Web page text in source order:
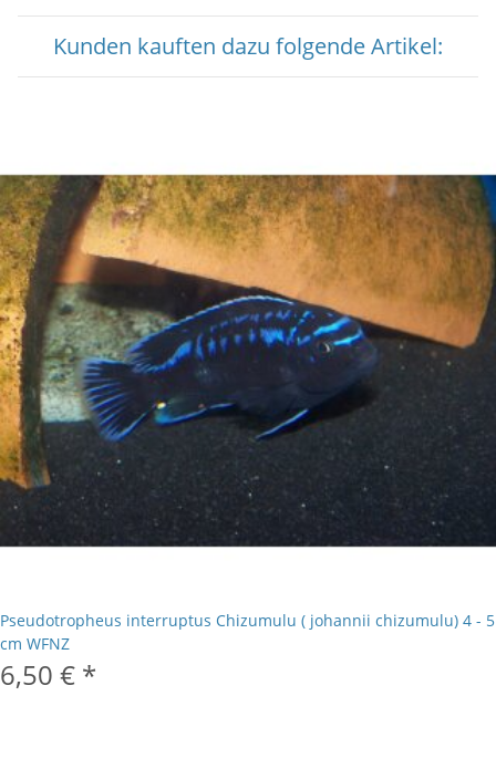
Kunden kauften dazu folgende Artikel:
Pseudotropheus interruptus Chizumulu ( johannii chizumulu) 4 - 5
cm WFNZ
6,50 € *